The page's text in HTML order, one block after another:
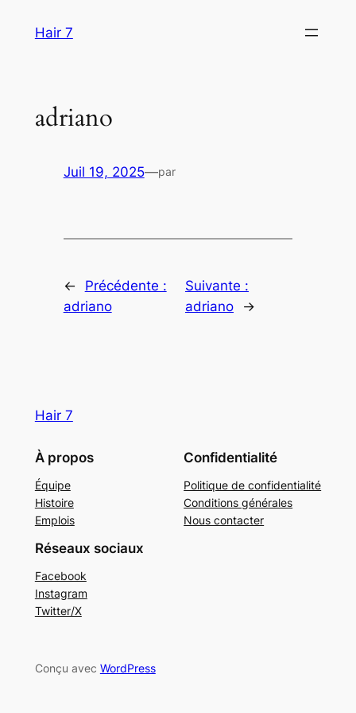
Hair 7
adriano
Juil 19, 2025—par
←
Précédente :
adriano
Suivante :
adriano
→
Hair 7
À propos
Équipe
Histoire
Emplois
Confidentialité
Politique de confidentialité
Conditions générales
Nous contacter
Réseaux sociaux
Facebook
Instagram
Twitter/X
Conçu avec WordPress